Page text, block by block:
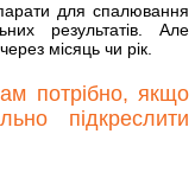
для спалювання
результатів. Але
місяць чи рік.
потрібно, якщо
підкреслити